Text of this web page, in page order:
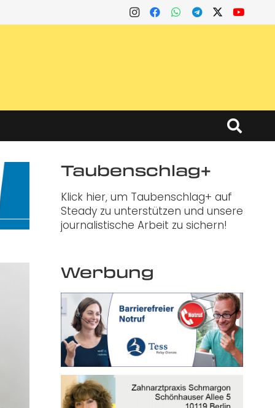
Taubenschlag+
Klick hier, um Taubenschlag+ auf
Steady zu unterstützen und unsere
journalistische Arbeit zu sichern!
Werbung